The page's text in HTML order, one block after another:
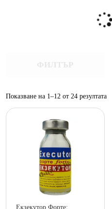
Показване на 1–12 от 24 резултата
Екзекутор Форте: